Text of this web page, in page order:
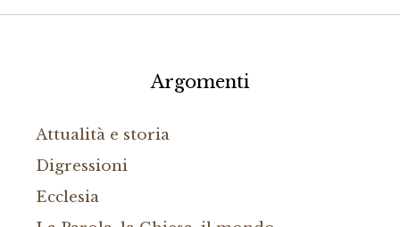
Argomenti
Attualità e storia
Digressioni
Ecclesia